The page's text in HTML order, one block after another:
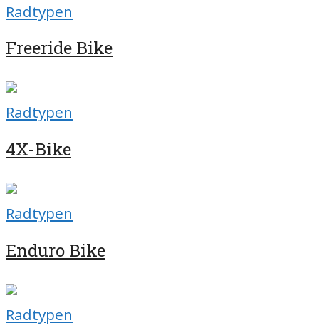
Radtypen
Freeride Bike
Radtypen
4X-Bike
Radtypen
Enduro Bike
Radtypen